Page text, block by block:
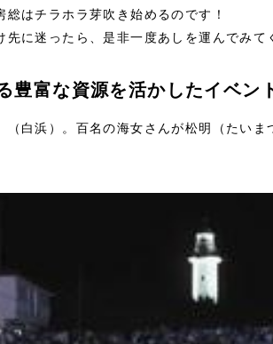
総はチラホラ芽吹き始めるのです！
先に迷ったら、是非一度あしを運んでみて
豊富な資源を活かしたイベン
（白浜）。百名の海女さんが松明（たい